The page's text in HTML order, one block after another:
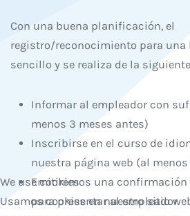
Con una buena planificación, el
registro/reconocimiento para una
sencillo y se realiza de la
Informar al empleador con
menos 3 meses antes)
Inscribirse en el curso de
nuestra página web (al
Emitiremos una
para presentar al empleador.
We use cookies
Usamos cookies en nuestro sitio